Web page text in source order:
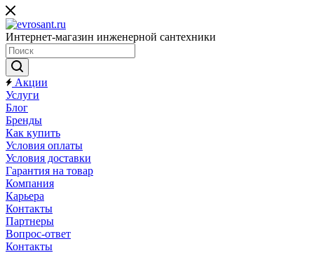
Интернет-магазин инженерной сантехники
Акции
Услуги
Блог
Бренды
Как купить
Условия оплаты
Условия доставки
Гарантия на товар
Компания
Карьера
Контакты
Партнеры
Вопрос-ответ
Контакты